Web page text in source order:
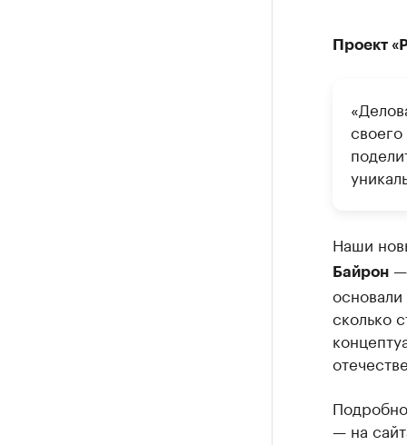
Проект
Наши
Байрон—
сколько
— на